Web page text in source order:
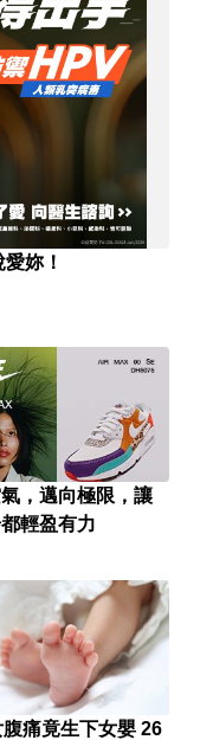
妳！
，邁向極限，讓
輕盈有力
痛竟生下女嬰 26